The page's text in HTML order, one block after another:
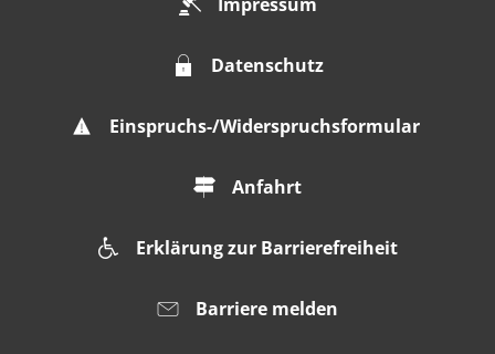
Datenschutz
Einspruchs-/Widerspruchsformular
Anfahrt
Erklärung zur Barrierefreiheit
Barriere melden